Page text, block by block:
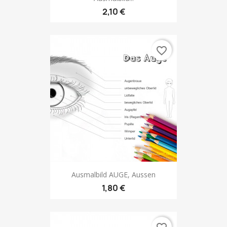
2,10 €
Ausmalbild AUGE, Aussen
1,80 €
favorite_border